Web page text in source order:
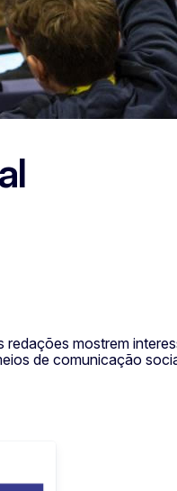
redações mostrem
de comunicação